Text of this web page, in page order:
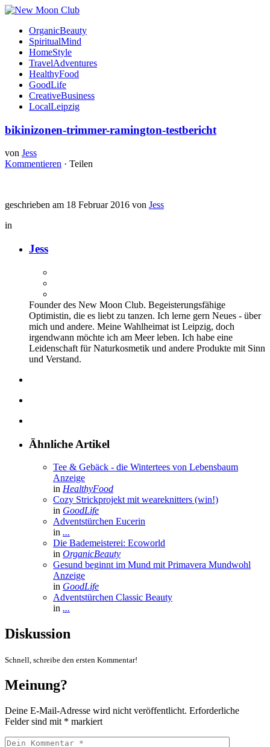
OrganicBeauty
SpiritualMind
HomeStyle
TravelAdventures
HealthyFood
GoodLife
CreativeBusiness
LocalLeipzig
bikinizonen-trimmer-ramington-testbericht
von Jess
Kommentieren · Teilen
geschrieben am 18 Februar 2016 von Jess
in
Jess
Founder des New Moon Club. Begeisterungsfähige
Optimistin, die es liebt zu tanzen. Ich lerne gern Neues - über
mich und andere. Meine Wahlheimat ist Leipzig, doch
irgendwann möchte ich am Meer leben. Ich habe eine
Leidenschaft für Naturkosmetik und andere Produkte mit Sinn
und Verstand.
Ähnliche Artikel
Tee & Gebäck - die Wintertees von Lebensbaum
Anzeige
in HealthyFood
Cozy Strickprojekt mit weareknitters (win!)
in GoodLife
Adventstürchen Eucerin
in ...
Die Bademeisterei: Ecoworld
in OrganicBeauty
Gesund beginnt im Mund mit Primavera Mundwohl
Anzeige
in GoodLife
Adventstürchen Classic Beauty
in ...
Diskussion
Schnell, schreibe den ersten Kommentar!
Meinung?
Deine E-Mail-Adresse wird nicht veröffentlicht. Erforderliche
Felder sind mit * markiert